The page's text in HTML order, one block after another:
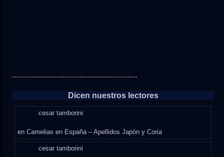
Dicen nuestros lectores
cesar tamborini
enCamelias en España – Apellidos Japón y Coria
cesar tamborini